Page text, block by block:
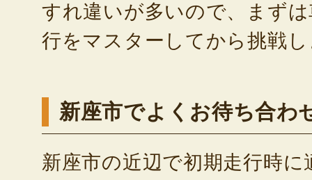
すれ違いが多いので、まず
行をマスターしてから挑戦
新座市でよくお待ち合わ
新座市の近辺で初期走行時に